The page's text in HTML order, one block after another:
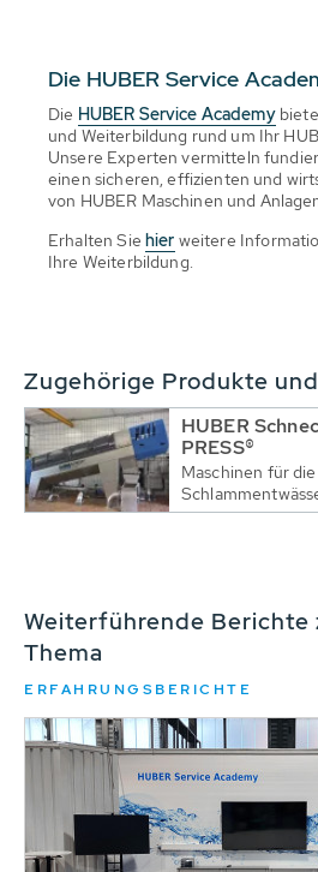
Die HUBER Service
Die HUBER Service Academy
und Weiterbildung rund um Ihr
Unsere Experten vermitteln
einen sicheren, effizienten und
von HUBER Maschinen und
Erhalten Sie hier weitere
Ihre Weiterbildung.
Zugehörige Produkte
HUBER
PRESS®
Maschinen für die
Weiterführende Berichte
Thema
ERFAHRUNGSBERICHTE